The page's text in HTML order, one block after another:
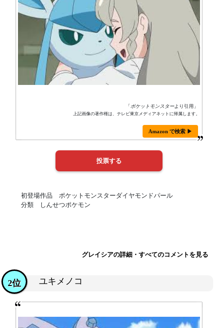
「ポケットモンスターより引用」
上記画像の著作権は、テレビ東京メディアネットに帰属します。
Amazon で検索 ▶
初登場作品 ポケットモンスターダイヤモンドパール
分類 しんせつポケモン
グレイシアの詳細・すべてのコメントを見る
ユキメノコ
2位